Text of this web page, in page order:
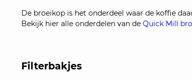
De broeikop is het onderdeel waar de koffie
Bekijk hier alle onderdelen van de Quick Mill
Filterbakjes